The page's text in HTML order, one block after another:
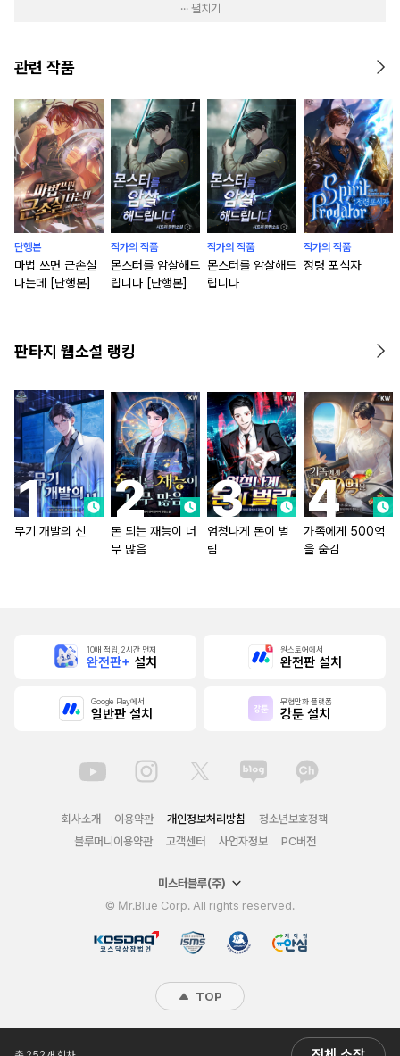
··· 펼치기
관련 작품
단행본
마법 쓰면 근손실
나는데 [단행본]
작가의 작품
몬스터를 암살해드
립니다 [단행본]
작가의 작품
몬스터를 암살해드
립니다
작가의 작품
정령 포식자
판타지 웹소설 랭킹
무기 개발의 신
돈 되는 재능이 너
무 많음
엄청나게 돈이 벌
림
가족에게 500억
을 숨김
10배 적립, 2시간 먼저
완전판+ 설치
원스토어에서
완전판 설치
Google Play에서
일반판 설치
무협만화 플랫폼
강툰 설치
회사소개 이용약관 개인정보처리방침
청소년보호정책
블루머니이용약관
고객센터 사업자정보 PC버전
미스터블루(주)
© Mr.Blue Corp. All rights reserved.
TOP